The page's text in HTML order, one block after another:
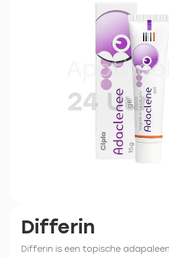
Differin
Differin is een topische